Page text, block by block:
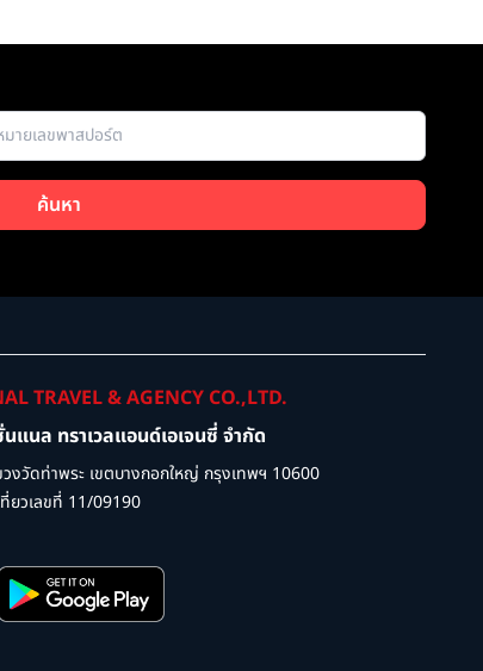
ค้นหา
TRAVEL & AGENCY CO.,LTD.
แนล ทราเวลแอนด์เอเจนซี่ จำกัด
วัดท่าพระ เขตบางกอกใหญ่ กรุงเทพฯ 10600
ยวเลขที่ 11/09190